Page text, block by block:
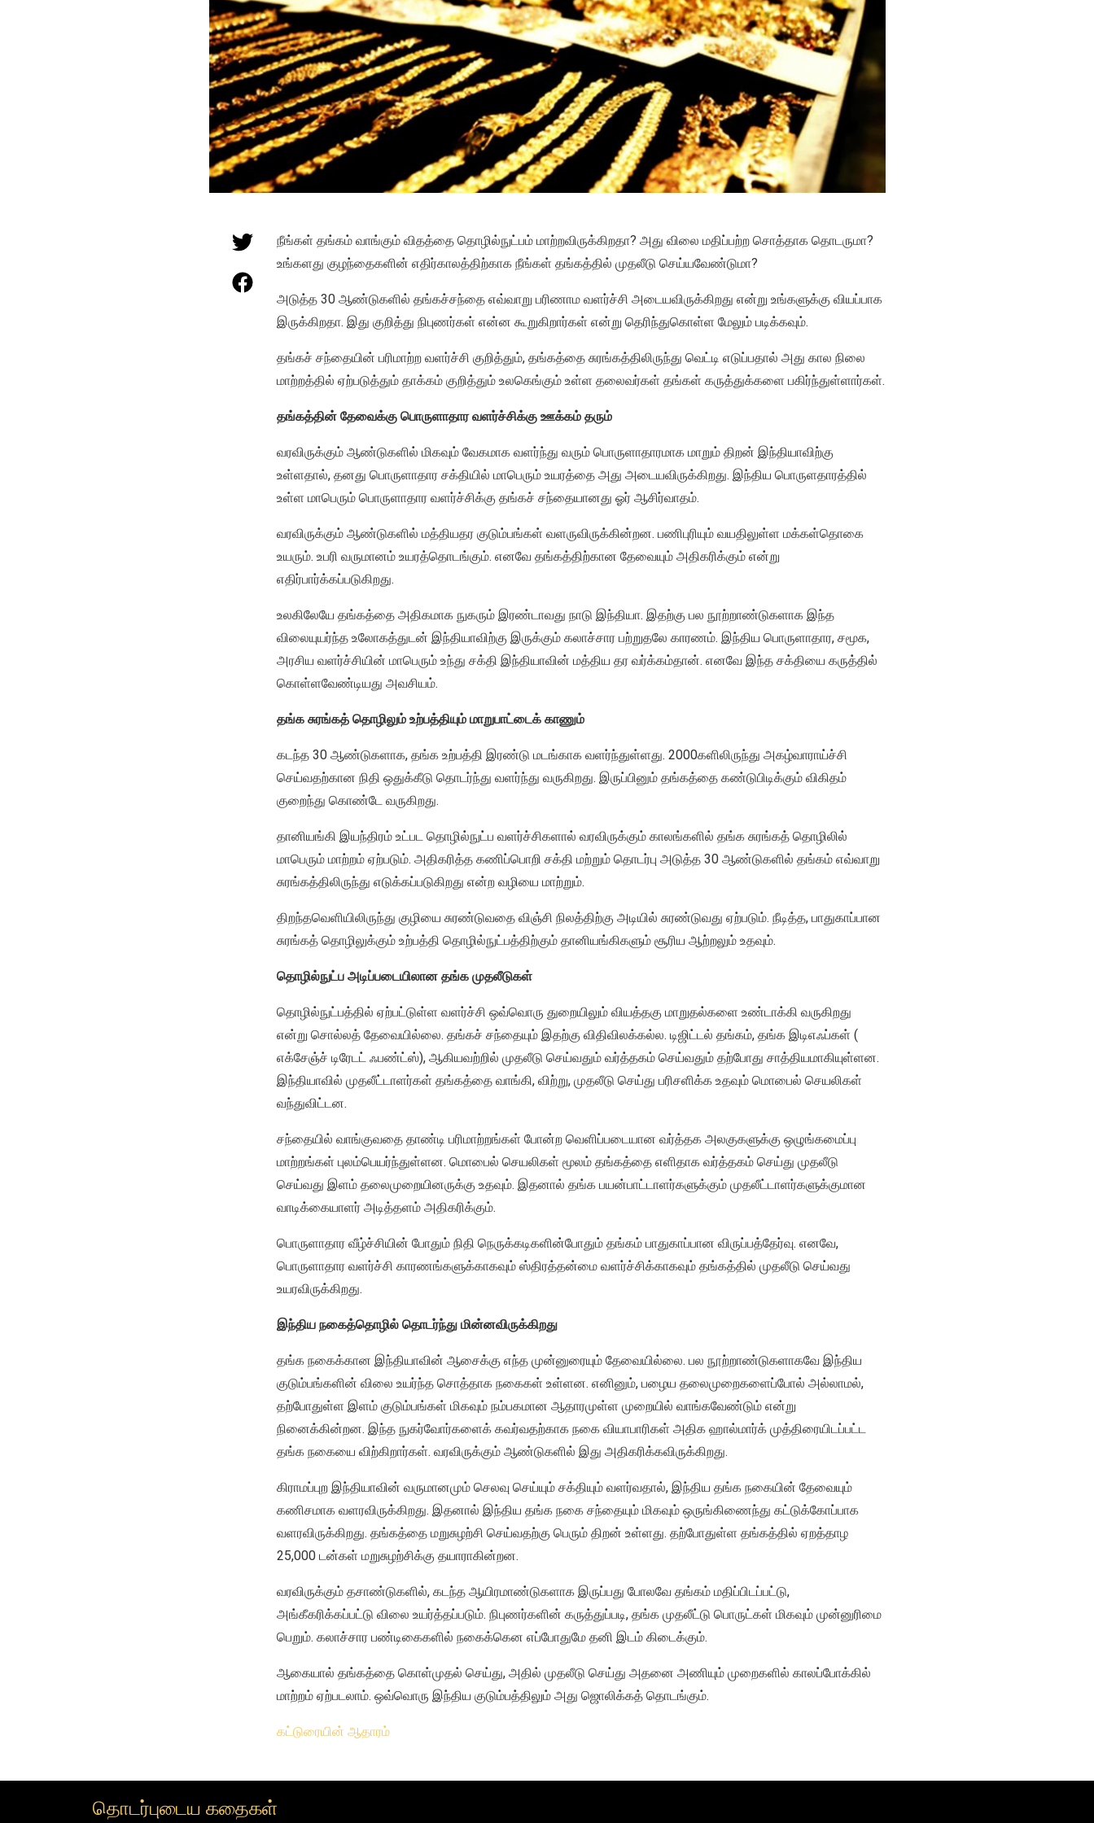
நீங்கள் தங்கம் வாங்கும் விதத்தை தொழில்நுட்பம் மாற்றவிருக்கிறதா? அது விலை மதிப்பற்ற சொத்தாக தொடருமா?
உங்களது குழந்தைகளின் எதிர்காலத்திற்காக நீங்கள் தங்கத்தில் முதலீடு செய்யவேண்டுமா?
அடுத்த 30 ஆண்டுகளில் தங்கச்சந்தை எவ்வாறு பரிணாம வளர்ச்சி அடையவிருக்கிறது என்று உங்களுக்கு வியப்பாக
இருக்கிறதா. இது குறித்து நிபுணர்கள் என்ன கூறுகிறார்கள் என்று தெரிந்துகொள்ள மேலும் படிக்கவும்.
தங்கச் சந்தையின் பரிமாற்ற வளர்ச்சி குறித்தும், தங்கத்தை சுரங்கத்திலிருந்து வெட்டி எடுப்பதால் அது கால நிலை
மாற்றத்தில் ஏற்படுத்தும் தாக்கம் குறித்தும் உலகெங்கும் உள்ள தலைவர்கள் தங்கள் கருத்துக்களை பகிர்ந்துள்ளார்கள்.
தங்கத்தின் தேவைக்கு பொருளாதார வளர்ச்சிக்கு ஊக்கம் தரும்
வரவிருக்கும் ஆண்டுகளில் மிகவும் வேகமாக வளர்ந்து வரும் பொருளாதாரமாக மாறும் திறன் இந்தியாவிற்கு
உள்ளதால், தனது பொருளாதார சக்தியில் மாபெரும் உயரத்தை அது அடையவிருக்கிறது. இந்திய பொருளதாரத்தில்
உள்ள மாபெரும் பொருளாதார வளர்ச்சிக்கு தங்கச் சந்தையானது ஓர் ஆசிர்வாதம்.
வரவிருக்கும் ஆண்டுகளில் மத்தியதர குடும்பங்கள் வளருவிருக்கின்றன. பணிபுரியும் வயதிலுள்ள மக்கள்தொகை
உயரும். உபரி வருமானம் உயரத்தொடங்கும். எனவே தங்கத்திற்கான தேவையும் அதிகரிக்கும் என்று
எதிர்பார்க்கப்படுகிறது.
உலகிலேயே தங்கத்தை அதிகமாக நுகரும் இரண்டாவது நாடு இந்தியா. இதற்கு பல நூற்றாண்டுகளாக இந்த
விலையுயர்ந்த உலோகத்துடன் இந்தியாவிற்கு இருக்கும் கலாச்சார பற்றுதலே காரணம். இந்திய பொருளாதார, சமூக,
அரசிய வளர்ச்சியின் மாபெரும் உந்து சக்தி இந்தியாவின் மத்திய தர வர்க்கம்தான். எனவே இந்த சக்தியை கருத்தில்
கொள்ளவேண்டியது அவசியம்.
தங்க சுரங்கத் தொழிலும் உற்பத்தியும் மாறுபாட்டைக் காணும்
கடந்த 30 ஆண்டுகளாக, தங்க உற்பத்தி இரண்டு மடங்காக வளர்ந்துள்ளது. 2000களிலிருந்து அகழ்வாராய்ச்சி
செய்வதற்கான நிதி ஒதுக்கீடு தொடர்ந்து வளர்ந்து வருகிறது. இருப்பினும் தங்கத்தை கண்டுபிடிக்கும் விகிதம்
குறைந்து கொண்டே வருகிறது.
தானியங்கி இயந்திரம் உட்பட தொழில்நுட்ப வளர்ச்சிகளால் வரவிருக்கும் காலங்களில் தங்க சுரங்கத் தொழிலில்
மாபெரும் மாற்றம் ஏற்படும். அதிகரித்த கணிப்பொறி சக்தி மற்றும் தொடர்பு அடுத்த 30 ஆண்டுகளில் தங்கம் எவ்வாறு
சுரங்கத்திலிருந்து எடுக்கப்படுகிறது என்ற வழியை மாற்றும்.
திறந்தவெளியிலிருந்து குழியை சுரண்டுவதை விஞ்சி நிலத்திற்கு அடியில் சுரண்டுவது ஏற்படும். நீடித்த, பாதுகாப்பான
சுரங்கத் தொழிலுக்கும் உற்பத்தி தொழில்நுட்பத்திற்கும் தானியங்கிகளும் சூரிய ஆற்றலும் உதவும்.
தொழில்நுட்ப அடிப்படையிலான தங்க முதலீடுகள்
தொழில்நுட்பத்தில் ஏற்பட்டுள்ள வளர்ச்சி ஒவ்வொரு துறையிலும் வியத்தகு மாறுதல்களை உண்டாக்கி வருகிறது
என்று சொல்லத் தேவையில்லை. தங்கச் சந்தையும் இதற்கு விதிவிலக்கல்ல. டிஜிட்டல் தங்கம், தங்க இடிஎஃப்கள் (
எக்சேஞ்ச் டிரேடட் ஃபண்ட்ஸ்), ஆகியவற்றில் முதலீடு செய்வதும் வர்த்தகம் செய்வதும் தற்போது சாத்தியமாகியுள்ளன.
இந்தியாவில் முதலீட்டாளர்கள் தங்கத்தை வாங்கி, விற்று, முதலீடு செய்து பரிசளிக்க உதவும் மொபைல் செயலிகள்
வந்துவிட்டன.
சந்தையில் வாங்குவதை தாண்டி பரிமாற்றங்கள் போன்ற வெளிப்படையான வர்த்தக அலகுகளுக்கு ஒழுங்கமைப்பு
மாற்றங்கள் புலம்பெயர்ந்துள்ளன. மொபைல் செயலிகள் மூலம் தங்கத்தை எளிதாக வர்த்தகம் செய்து முதலீடு
செய்வது இளம் தலைமுறையினருக்கு உதவும். இதனால் தங்க பயன்பாட்டாளர்களுக்கும் முதலீட்டாளர்களுக்குமான
வாடிக்கையாளர் அடித்தளம் அதிகரிக்கும்.
பொருளாதார வீழ்ச்சியின் போதும் நிதி நெருக்கடிகளின்போதும் தங்கம் பாதுகாப்பான விருப்பத்தேர்வு. எனவே,
பொருளாதார வளர்ச்சி காரணங்களுக்காகவும் ஸ்திரத்தன்மை வளர்ச்சிக்காகவும் தங்கத்தில் முதலீடு செய்வது
உயரவிருக்கிறது.
இந்திய நகைத்தொழில் தொடர்ந்து மின்னவிருக்கிறது
தங்க நகைக்கான இந்தியாவின் ஆசைக்கு எந்த முன்னுரையும் தேவையில்லை. பல நூற்றாண்டுகளாகவே இந்திய
குடும்பங்களின் விலை உயர்ந்த சொத்தாக நகைகள் உள்ளன. எனினும், பழைய தலைமுறைகளைப்போல் அல்லாமல்,
தற்போதுள்ள இளம் குடும்பங்கள் மிகவும் நம்பகமான ஆதாரமுள்ள முறையில் வாங்கவேண்டும் என்று
நினைக்கின்றன. இந்த நுகர்வோர்களைக் கவர்வதற்காக நகை வியாபாரிகள் அதிக ஹால்மார்க் முத்திரையிடப்பட்ட
தங்க நகையை விற்கிறார்கள். வரவிருக்கும் ஆண்டுகளில் இது அதிகரிக்கவிருக்கிறது.
கிராமப்புற இந்தியாவின் வருமானமும் செலவு செய்யும் சக்தியும் வளர்வதால், இந்திய தங்க நகையின் தேவையும்
கணிசமாக வளரவிருக்கிறது. இதனால் இந்திய தங்க நகை சந்தையும் மிகவும் ஒருங்கிணைந்து கட்டுக்கோப்பாக
வளரவிருக்கிறது. தங்கத்தை மறுசுழற்சி செய்வதற்கு பெரும் திறன் உள்ளது. தற்போதுள்ள தங்கத்தில் ஏறத்தாழ
25,000 டன்கள் மறுசுழற்சிக்கு தயாராகின்றன.
வரவிருக்கும் தசாண்டுகளில், கடந்த ஆயிரமாண்டுகளாக இருப்பது போலவே தங்கம் மதிப்பிடப்பட்டு,
அங்கீகரிக்கப்பட்டு விலை உயர்த்தப்படும். நிபுணர்களின் கருத்துப்படி, தங்க முதலீட்டு பொருட்கள் மிகவும் முன்னுரிமை
பெறும். கலாச்சார பண்டிகைகளில் நகைக்கென எப்போதுமே தனி இடம் கிடைக்கும்.
ஆகையால் தங்கத்தை கொள்முதல் செய்து, அதில் முதலீடு செய்து அதனை அணியும் முறைகளில் காலப்போக்கில்
மாற்றம் ஏற்படலாம். ஒவ்வொரு இந்திய குடும்பத்திலும் அது ஜொலிக்கத் தொடங்கும்.
கட்டுரையின் ஆதாரம்
தொடர்புடைய கதைகள்